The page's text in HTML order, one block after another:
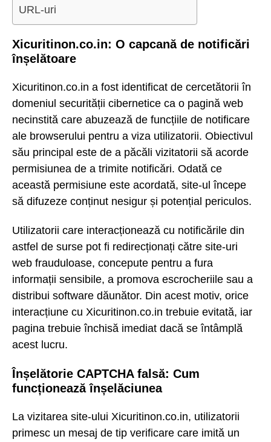
URL-uri
Xicuritinon.co.in: O capcană de notificări
înșelătoare
Xicuritinon.co.in a fost identificat de cercetătorii în
domeniul securității cibernetice ca o pagină web
necinstită care abuzează de funcțiile de notificare
ale browserului pentru a viza utilizatorii. Obiectivul
său principal este de a păcăli vizitatorii să acorde
permisiunea de a trimite notificări. Odată ce
această permisiune este acordată, site-ul începe
să difuzeze conținut nesigur și potențial periculos.
Utilizatorii care interacționează cu notificările din
astfel de surse pot fi redirecționați către site-uri
web frauduloase, concepute pentru a fura
informații sensibile, a promova escrocheriile sau a
distribui software dăunător. Din acest motiv, orice
interacțiune cu Xicuritinon.co.in trebuie evitată, iar
pagina trebuie închisă imediat dacă se întâmplă
acest lucru.
Înșelătorie CAPTCHA falsă: Cum
funcționează înșelăciunea
La vizitarea site-ului Xicuritinon.co.in, utilizatorii
primesc un mesaj de tip verificare care imită un